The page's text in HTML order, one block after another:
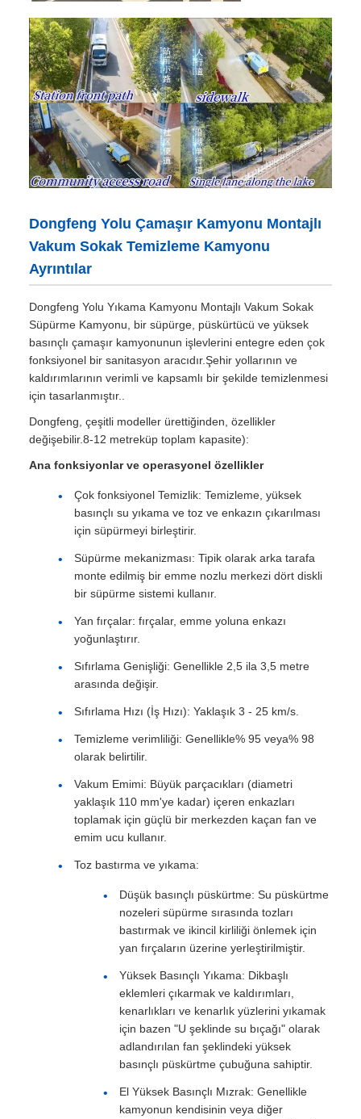
Dongfeng Yolu Çamaşır Kamyonu Montajlı
Vakum Sokak Temizleme Kamyonu
Ayrıntılar
Dongfeng Yolu Yıkama Kamyonu Montajlı Vakum Sokak
Süpürme Kamyonu, bir süpürge, püskürtücü ve yüksek
basınçlı çamaşır kamyonunun işlevlerini entegre eden çok
fonksiyonel bir sanitasyon aracıdır.Şehir yollarının ve
kaldırımlarının verimli ve kapsamlı bir şekilde temizlenmesi
için tasarlanmıştır..
Dongfeng, çeşitli modeller ürettiğinden, özellikler
değişebilir.8-12 metreküp toplam kapasite):
Ana fonksiyonlar ve operasyonel özellikler
Çok fonksiyonel Temizlik: Temizleme, yüksek
basınçlı su yıkama ve toz ve enkazın çıkarılması
için süpürmeyi birleştirir.
Süpürme mekanizması: Tipik olarak arka tarafa
monte edilmiş bir emme nozlu merkezi dört diskli
bir süpürme sistemi kullanır.
Yan fırçalar: fırçalar, emme yoluna enkazı
yoğunlaştırır.
Sıfırlama Genişliği: Genellikle 2,5 ila 3,5 metre
arasında değişir.
Sıfırlama Hızı (İş Hızı): Yaklaşık 3 - 25 km/s.
Temizleme verimliliği: Genellikle% 95 veya% 98
olarak belirtilir.
Vakum Emimi: Büyük parçacıkları (diametri
yaklaşık 110 mm'ye kadar) içeren enkazları
toplamak için güçlü bir merkezden kaçan fan ve
emim ucu kullanır.
Toz bastırma ve yıkama:
Düşük basınçlı püskürtme: Su püskürtme
nozeleri süpürme sırasında tozları
bastırmak ve ikincil kirliliği önlemek için
yan fırçaların üzerine yerleştirilmiştir.
Yüksek Basınçlı Yıkama: Dikbaşlı
eklemleri çıkarmak ve kaldırımları,
kenarlıkları ve kenarlık yüzlerini yıkamak
için bazen "U şeklinde su bıçağı" olarak
adlandırılan fan şeklindeki yüksek
basınçlı püskürtme çubuğuna sahiptir.
El Yüksek Basınçlı Mızrak: Genellikle
kamyonun kendisinin veya diğer